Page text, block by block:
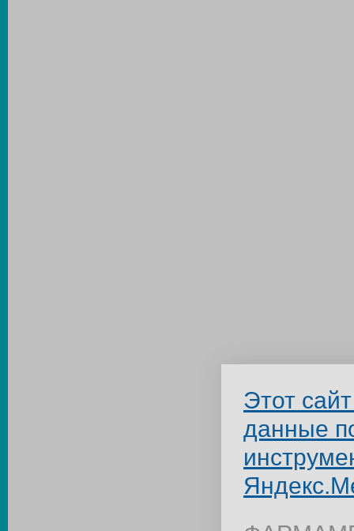
Этот
данные